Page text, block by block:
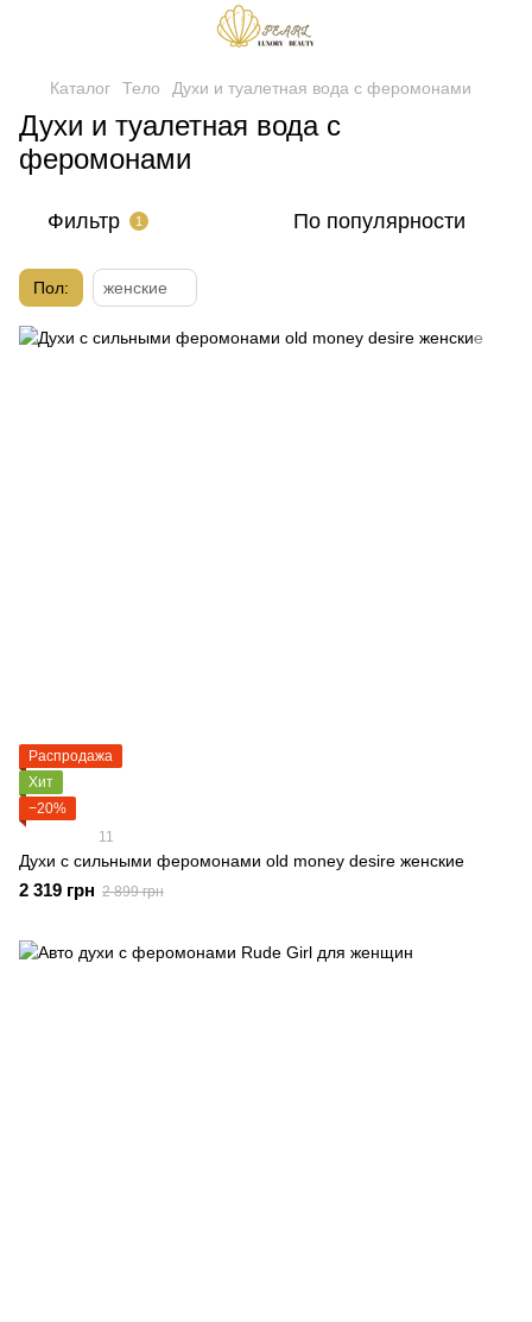
Каталог Тело Духи и туалетная вода с феромонами
Духи и туалетная вода с
феромонами
Фильтр 1 По популярности
Пол: женские
Распродажа
Хит
−20%
11
Духи с сильными феромонами old money desire женские
2 319 грн 2 899 грн